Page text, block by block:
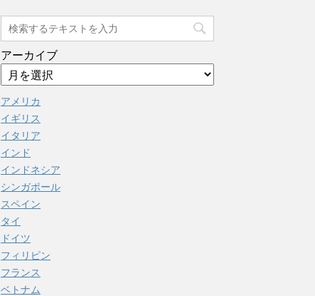
アーカイブ
アメリカ
イギリス
イタリア
インド
インドネシア
シンガポール
スペイン
タイ
ドイツ
フィリピン
フランス
ベトナム